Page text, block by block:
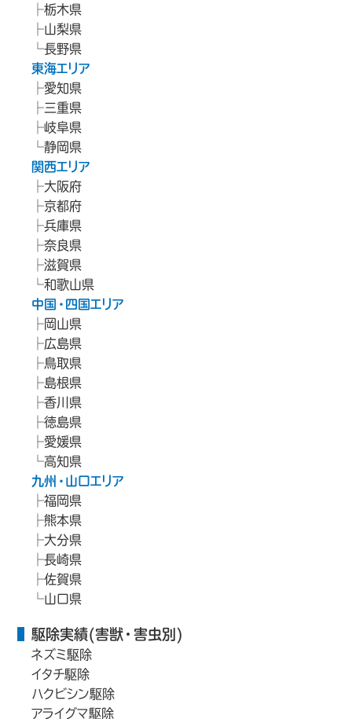
栃木県
山梨県
長野県
東海エリア
愛知県
三重県
岐阜県
静岡県
関西エリア
大阪府
京都府
兵庫県
奈良県
滋賀県
和歌山県
中国・四国エリア
岡山県
広島県
鳥取県
島根県
香川県
徳島県
愛媛県
高知県
九州・山口エリア
福岡県
熊本県
大分県
長崎県
佐賀県
山口県
駆除実績(害獣・害虫別)
ネズミ駆除
イタチ駆除
ハクビシン駆除
アライグマ駆除